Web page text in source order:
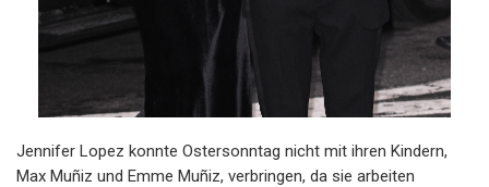
Jennifer Lopez konnte Ostersonntag nicht mit ihren Kindern,
Max Muñiz und Emme Muñiz, verbringen, da sie arbeiten